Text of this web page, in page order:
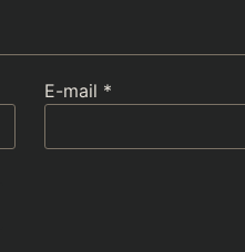
E-mail *